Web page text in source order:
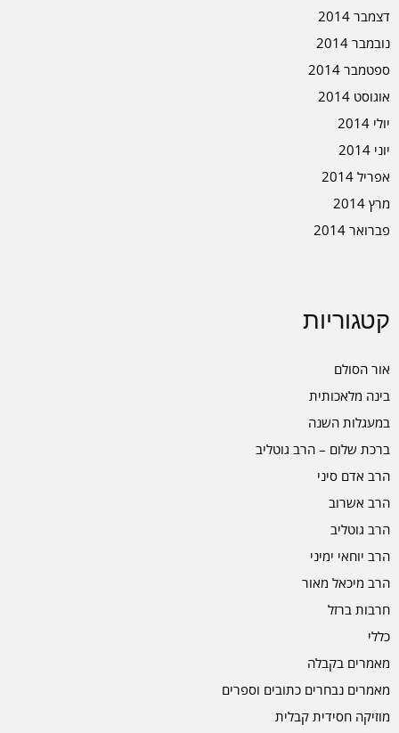
דצמבר 2014
נובמבר 2014
ספטמבר 2014
אוגוסט 2014
יולי 2014
יוני 2014
אפריל 2014
מרץ 2014
פברואר 2014
קטגוריות
אור הסולם
בינה מלאכותית
במעגלות השנה
ברכת שלום – הרב גוטליב
הרב אדם סיני
הרב אשרוב
הרב גוטליב
הרב יוחאי ימיני
הרב מיכאל מאור
חרבות ברזל
כללי
מאמרים בקבלה
מאמרים נבחרים כתובים וספרים
מוזיקה חסידית קבלית